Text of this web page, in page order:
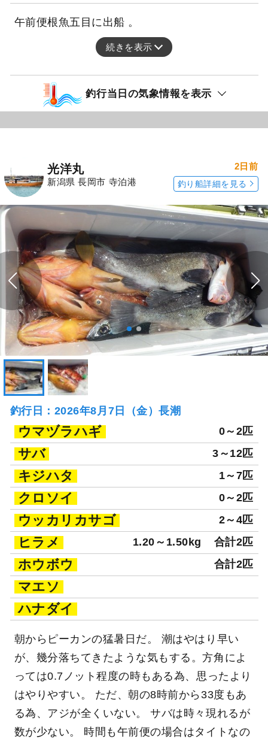
午前便根魚五目に出船 。
続きを表示
釣行当日の気象情報を表示
光洋丸
新潟県 長岡市 寺泊港
2日前
釣り船詳細を見る
釣行日：2026年8月7日（金）長潮
ウマヅラハギ 0～2匹
サバ 3～12匹
キジハタ 1～7匹
クロソイ 0～2匹
ウッカリカサゴ 2～4匹
ヒラメ 1.20～1.50kg 合計2匹
ホウボウ 合計2匹
マエソ
ハナダイ
朝からピーカンの猛暑日だ。 潮はやはり早い
が、幾分落ちてきたような気もする。方角によ
っては0.7ノット程度の時もある為、思ったより
はやりやすい。 ただ、朝の8時前から33度もあ
る為、アジが全くいない。 サバは時々現れるが
数が少ない。 時間も午前便の場合はタイトなの